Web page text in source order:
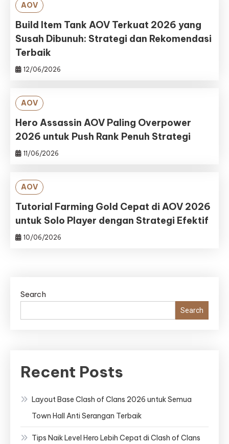
AOV
Build Item Tank AOV Terkuat 2026 yang
Susah Dibunuh: Strategi dan Rekomendasi
Terbaik
12/06/2026
AOV
Hero Assassin AOV Paling Overpower
2026 untuk Push Rank Penuh Strategi
11/06/2026
AOV
Tutorial Farming Gold Cepat di AOV 2026
untuk Solo Player dengan Strategi Efektif
10/06/2026
Search
Search
Recent Posts
Layout Base Clash of Clans 2026 untuk Semua
Town Hall Anti Serangan Terbaik
Tips Naik Level Hero Lebih Cepat di Clash of Clans